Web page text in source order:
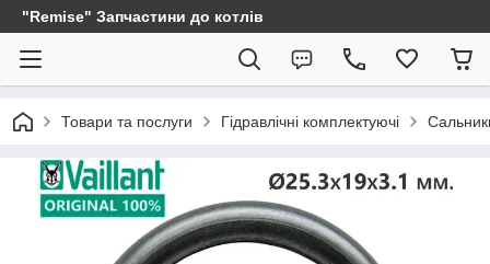
"Remise" Запчастини до котлів
Товари та послуги Гідравлічні комплектуючі